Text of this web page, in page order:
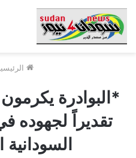
*البوادرة
تقديراً لجهوده